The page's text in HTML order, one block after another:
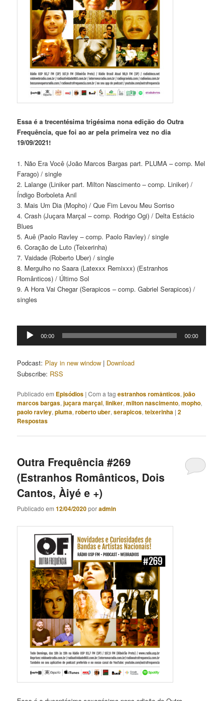
Essa é a trecentésima trigésima nona edição do Outra
Frequência, que foi ao ar pela primeira vez no dia
19/09/2021!
1. Não Era Você (João Marcos Bargas part. PLUMA – comp. Mel
Farago) / single
2. Lalange (Liniker part. Milton Nascimento – comp. Liniker) /
Índigo Borboleta Anil
3. Mais Um Dia (Mopho) / Que Fim Levou Meu Sorriso
4. Crash (Juçara Marçal – comp. Rodrigo Ogi) / Delta Estácio
Blues
5. Auê (Paolo Ravley – comp. Paolo Ravley) / single
6. Coração de Luto (Teixerinha)
7. Vaidade (Roberto Uber) / single
8. Mergulho no Saara (Latexxx Remixxx) (Estranhos
Românticos) / Último Sol
9. A Hora Vai Chegar (Serapicos – comp. Gabriel Serapicos) /
singles
Tocador
00:00 00:00
Podcast: Play in new window | Download
Subscribe: RSS
Publicado em Episódios |Com a tagestranhos românticos,joão
marcos bargas,juçara marçal,liniker,milton nascimento,mopho,
paolo ravley,pluma,roberto uber,serapicos,teixerinha |2
Respostas
Outra Frequência #269
(Estranhos Românticos, Dois
Cantos, Àiyé e +)
Publicado em12/04/2020poradmin